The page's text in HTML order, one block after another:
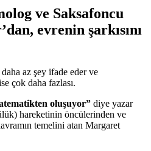
ve Saksafoncu
evrenin şarkısını
az şey ifade eder ve
çok daha fazlası.
oluşuyor” diye yazar
hareketinin öncülerinden ve
temelini atan Margaret